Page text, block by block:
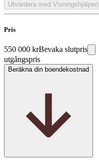
Utvärdera med Visningshjälpen
Pris
550 000 krBevaka slutpris
utgångspris
Beräkna din boendekostnad